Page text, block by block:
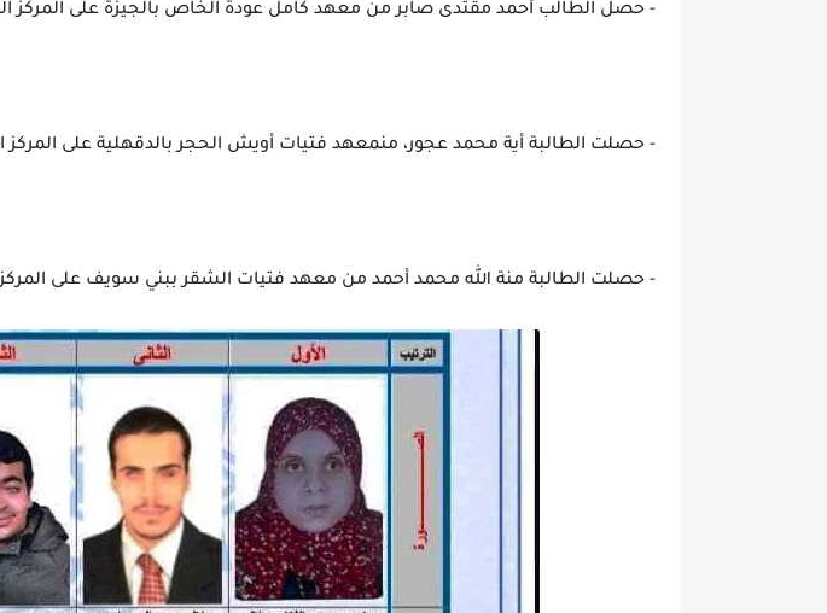
- حصل الطالب أحمد مقتدى صابر من معهد كامل عودة الخاص بالجيزة على المركز الثالث
- حصلت الطالبة أية محمد عجور، منمعهد فتيات أويش الحجر بالدقهلية على المركز الرابع
- حصلت الطالبة منة الله محمد أحمد من معهد فتيات الشقر ببني سويف على المركز